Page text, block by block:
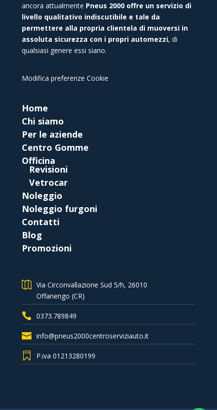
ancora attualmente Pneus 2000 offre un servizio di
livello qualitativo indiscutibile e tale da
permettere alla propria clientela di muoversi in
assoluta sicurezza con i propri automezzi, di
qualsiasi genere essi siano.
Modifica preferenze Cookie
Home
Chi siamo
Per le aziende
Centro Gomme
Officina
Revisioni
Vetrocar
Noleggio
Noleggio furgoni
Contatti
Blog
Promozioni
Via Circonvallazione Sud 5/h, 26010
Offanengo (CR)
0373.789849
info@pneus2000centroserviziauto.it
P.iva 01213280199